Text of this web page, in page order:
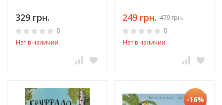
329 грн.
0
Нет в наличии
249 грн. 479 грн.
0
Нет в наличии
-16%